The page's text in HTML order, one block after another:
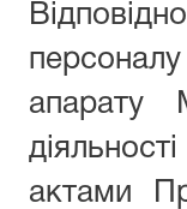
апарату
актами